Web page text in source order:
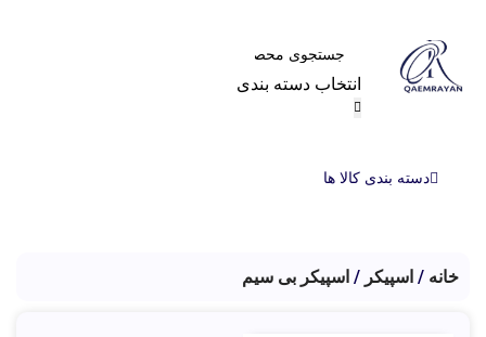
انتخاب دسته بندی
دسته بندی کالا ها
خانه اسپیکر اسپیکر بی سیم